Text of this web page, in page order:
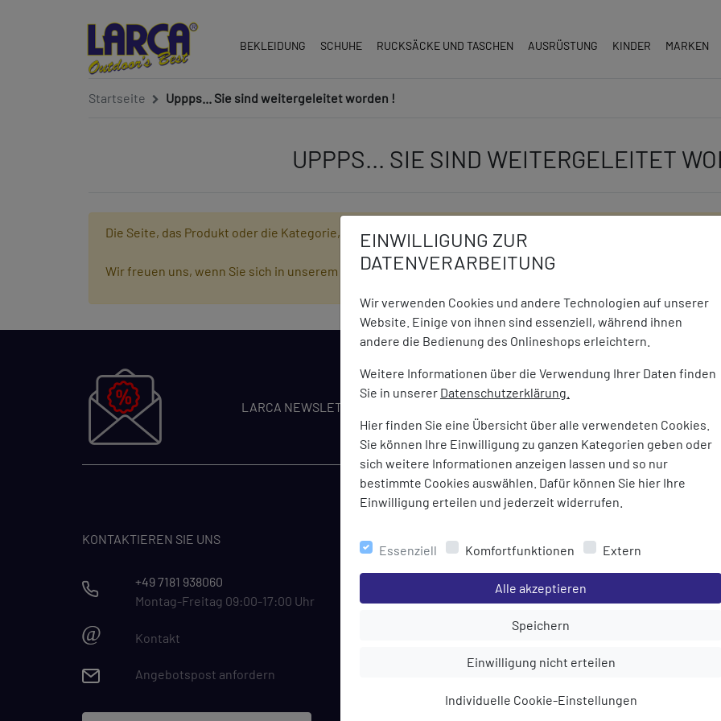
EINWILLIGUNG ZUR
DATENVERARBEITUNG
Wir verwenden Cookies und andere Technologien auf unserer
Website. Einige von ihnen sind essenziell, während ihnen
andere die Bedienung des Onlineshops erleichtern.
Weitere Informationen über die Verwendung Ihrer Daten finden
Sie in unserer Datenschutzerklärung.
Hier finden Sie eine Übersicht über alle verwendeten Cookies.
Sie können Ihre Einwilligung zu ganzen Kategorien geben oder
sich weitere Informationen anzeigen lassen und so nur
bestimmte Cookies auswählen. Dafür können Sie hier Ihre
Einwilligung erteilen und jederzeit widerrufen.
Essenziell Komfortfunktionen Extern
Einstellungen speichern für die Gruppe
Alle akzeptieren
Einstellungen speichern für die
Speichern
Einstellungen speichern für die Gruppe
Einwilligung nicht erteilen
Individuelle Cookie-Einstellungen
BEKLEIDUNG SCHUHE RUCKSÄCKE UND TASCHEN AUSRÜSTUNG KINDER MARKEN
Startseite Uppps... Sie sind weitergeleitet worden !
UPPPS... SIE SIND WEITERGELEITET
Die Seite, das Produkt oder die Kategorie, die Sie versucht haben zu öffnen, gibt es leider nicht mehr in
Wir freuen uns, wenn Sie sich in unserem Onlineshop mit unseren attraktiven Produkten zu günstigen
LARCA NEWSLETTER
Bleiben Sie immer topaktuell informiert über Angebote,
KONTAKTIEREN SIE UNS
+49 7181 938060
Montag-Freitag 09:00-17:00 Uhr
@ Kontakt
Angebotspost anfordern
Angebotspost anfordern
Pflegehinweise
ONLINE EINKAUFEN
Online Bestellschein
Kontaktformular
Versandkosten